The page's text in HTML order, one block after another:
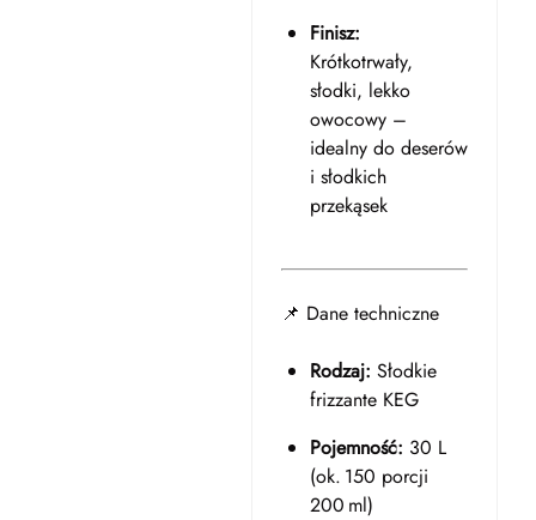
Finisz:
Krótkotrwały,
słodki, lekko
owocowy –
idealny do deserów
i słodkich
przekąsek
📌 Dane techniczne
Rodzaj: Słodkie
frizzante KEG
Pojemność: 30 L
(ok. 150 porcji
200 ml)